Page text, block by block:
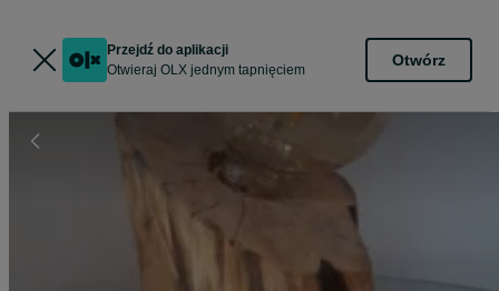
Przejdź do aplikacji
Otwieraj OLX jednym tapnięciem
Otwórz